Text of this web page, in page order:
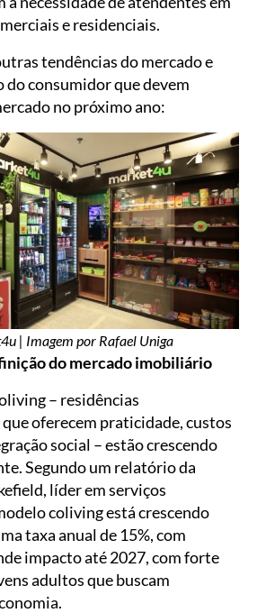
e residenciais.
tendências do mercado e
consumidor que devem
no próximo ano:
| Imagem por Rafael Uniga
do mercado imobiliário
– residências
oferecem praticidade, custos
social – estão crescendo
Segundo um relatório da
líder em serviços
coliving está crescendo
taxa anual de 15%, com
impacto até 2027, com forte
adultos que buscam